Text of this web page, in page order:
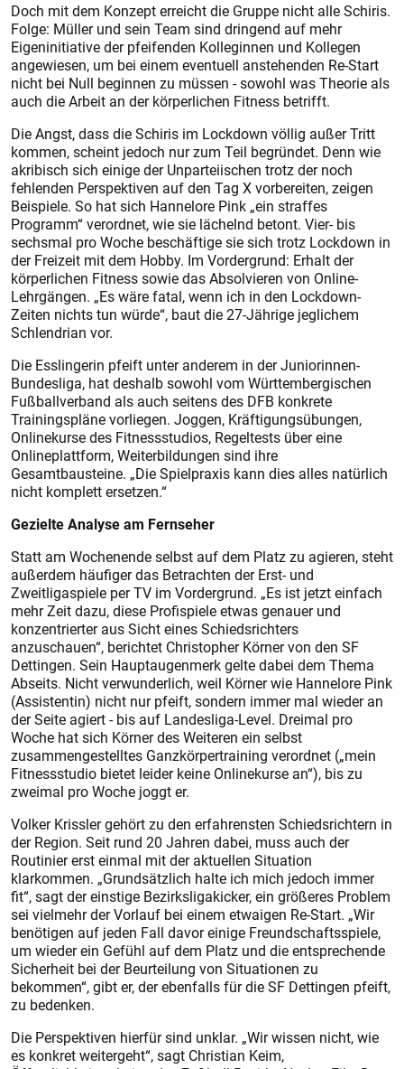
Doch mit dem Konzept erreicht die Gruppe nicht alle Schiris.
Folge: Müller und sein Team sind dringend auf mehr
Eigeninitiative der pfeifenden Kolleginnen und Kollegen
angewiesen, um bei einem eventuell anstehenden Re-Start
nicht bei Null beginnen zu müssen - sowohl was Theorie als
auch die Arbeit an der körperlichen Fitness betrifft.
Die Angst, dass die Schiris im Lockdown völlig außer Tritt
kommen, scheint jedoch nur zum Teil begründet. Denn wie
akribisch sich einige der Unparteiischen trotz der noch
fehlenden Perspektiven auf den Tag X vorbereiten, zeigen
Beispiele. So hat sich Hannelore Pink „ein straffes
Programm“ verordnet, wie sie lächelnd betont. Vier- bis
sechsmal pro Woche beschäftige sie sich trotz Lockdown in
der Freizeit mit dem Hobby. Im Vordergrund: Erhalt der
körperlichen Fitness sowie das Absolvieren von Online-
Lehrgängen. „Es wäre fatal, wenn ich in den Lockdown-
Zeiten nichts tun würde“, baut die 27-Jährige jeglichem
Schlendrian vor.
Die Esslingerin pfeift unter anderem in der Juniorinnen-
Bundesliga, hat deshalb sowohl vom Württembergischen
Fußballverband als auch seitens des DFB konkrete
Trainingspläne vorliegen. Joggen, Kräftigungsübungen,
Onlinekurse des Fitnessstudios, Regeltests über eine
Onlineplattform, Weiterbildungen sind ihre
Gesamtbausteine. „Die Spielpraxis kann dies alles natürlich
nicht komplett ersetzen.“
Gezielte Analyse am Fernseher
Statt am Wochenende selbst auf dem Platz zu agieren, steht
außerdem häufiger das Betrachten der Erst- und
Zweitligaspiele per TV im Vordergrund. „Es ist jetzt einfach
mehr Zeit dazu, diese Profispiele etwas genauer und
konzentrierter aus Sicht eines Schiedsrichters
anzuschauen“, berichtet Christopher Körner von den SF
Dettingen. Sein Hauptaugenmerk gelte dabei dem Thema
Abseits. Nicht verwunderlich, weil Körner wie Hannelore Pink
(Assistentin) nicht nur pfeift, sondern immer mal wieder an
der Seite agiert - bis auf Landesliga-Level. Dreimal pro
Woche hat sich Körner des Weiteren ein selbst
zusammengestelltes Ganzkörpertraining verordnet („mein
Fitnessstudio bietet leider keine Onlinekurse an“), bis zu
zweimal pro Woche joggt er.
Volker Krissler gehört zu den erfahrensten Schiedsrichtern in
der Region. Seit rund 20 Jahren dabei, muss auch der
Routinier erst einmal mit der aktuellen Situation
klarkommen. „Grundsätzlich halte ich mich jedoch immer
fit“, sagt der einstige Bezirksligakicker, ein größeres Problem
sei vielmehr der Vorlauf bei einem etwaigen Re-Start. „Wir
benötigen auf jeden Fall davor einige Freundschaftsspiele,
um wieder ein Gefühl auf dem Platz und die entsprechende
Sicherheit bei der Beurteilung von Situationen zu
bekommen“, gibt er, der ebenfalls für die SF Dettingen pfeift,
zu bedenken.
Die Perspektiven hierfür sind unklar. „Wir wissen nicht, wie
es konkret weitergeht“, sagt Christian Keim,